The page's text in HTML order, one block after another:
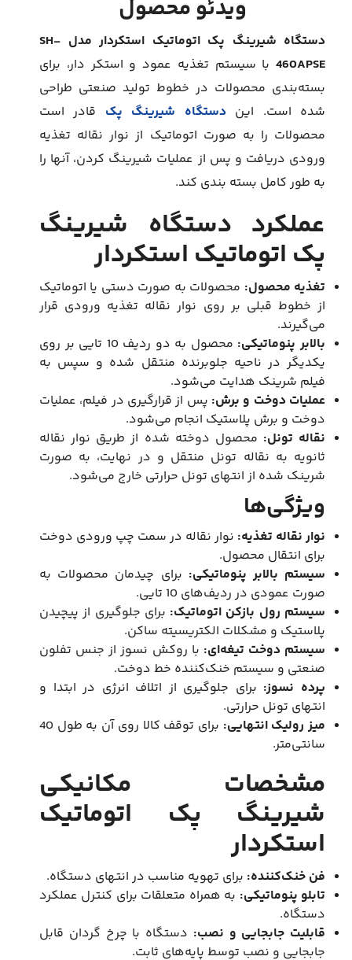
ویدئو محصول
دستگاه شیرینگ پک اتوماتیک استکردار مدل SH-
460APSE با سیستم تغذیه عمود و استکر دار، برای
بسته‌بندی محصولات در خطوط تولید صنعتی طراحی
شده است. ایندستگاه شیرینگ پک قادر است
محصولات را به صورت اتوماتیک از نوار نقاله تغذیه
ورودی دریافت و پس از عملیات شیرینگ کردن، آنها را
به طور کامل بسته‌ بندی کند.
عملکرد دستگاه شیرینگ
پک اتوماتیک استکردار
تغذیه محصول: محصولات به صورت دستی یا اتوماتیک
از خطوط قبلی بر روی نوار نقاله تغذیه ورودی قرار
می‌گیرند.
بالابر پنوماتیکی:
محصول به دو ردیف 10 تایی بر روی
یکدیگر در ناحیه جلوبرنده منتقل شده و سپس به
فیلم شرینک هدایت می‌شود.
عملیات دوخت و برش: پس از قرارگیری در فیلم، عملیات
دوخت و برش پلاستیک انجام می‌شود.
نقاله تونل: محصول دوخته شده از طریق نوار نقاله
ثانویه به نقاله تونل منتقل و در نهایت، به صورت
شرینک شده از انتهای تونل حرارتی خارج می‌شود.
ویژگی‌ها
نوار نقاله تغذیه: نوار نقاله در سمت چپ ورودی دوخت
برای انتقال محصول.
سیستم بالابر پنوماتیکی: برای چیدمان محصولات به
صورت عمودی در ردیف‌های 10 تایی.
سیستم رول بازکن اتوماتیک: برای جلوگیری از پیچیدن
پلاستیک و مشکلات الکتریسیته ساکن.
سیستم دوخت تیغه‌ای: با روکش نسوز از جنس تفلون
صنعتی و سیستم خنک‌کننده خط دوخت.
پرده نسوز: برای جلوگیری از اتلاف انرژی در ابتدا و
انتهای تونل حرارتی.
میز رولیک انتهایی:
برای توقف کالا روی آن به طول 40
سانتی‌متر.
مشخصات مکانیکی
شیرینگ پک اتوماتیک
استکردار
فن خنک‌کننده: برای تهویه مناسب در انتهای دستگاه.
تابلو پنوماتیکی: به همراه متعلقات برای کنترل عملکرد
دستگاه.
قابلیت جابجایی و نصب: دستگاه با چرخ گردان قابل
جابجایی و نصب توسط پایه‌های ثابت.